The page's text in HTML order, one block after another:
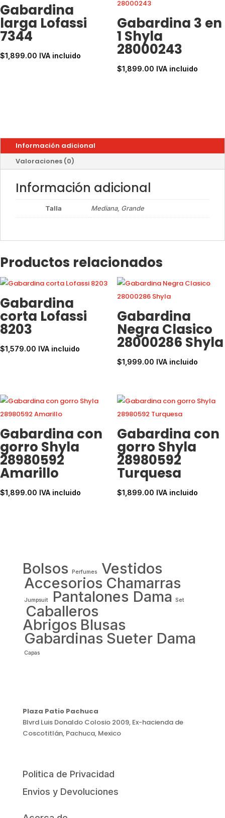
Gabardina
larga Lofassi
7344
$1,899.00 IVA incluido
Gabardina 3 en
1 Shyla
28000243
$1,899.00 IVA incluido
Información adicional
Valoraciones (0)
Información adicional
Talla Mediana, Grande
Productos relacionados
Gabardina
corta Lofassi
8203
$1,579.00 IVA incluido
Gabardina
Negra Clasico
28000286 Shyla
$1,999.00 IVA incluido
Gabardina con
gorro Shyla
28980592
Amarillo
$1,899.00 IVA incluido
Gabardina con
gorro Shyla
28980592
Turquesa
$1,899.00 IVA incluido
Bolsos Perfumes
Vestidos
Accesorios Chamarras
Jumpsuit Pantalones Dama Set
Caballeros
Abrigos Blusas
Gabardinas Sueter Dama
Capas
Plaza Patio Pachuca
Blvrd Luis Donaldo Colosio 2009, Ex-hacienda de
Coscotitlán, Pachuca, Mexico
Politica de Privacidad
Envios y Devoluciones